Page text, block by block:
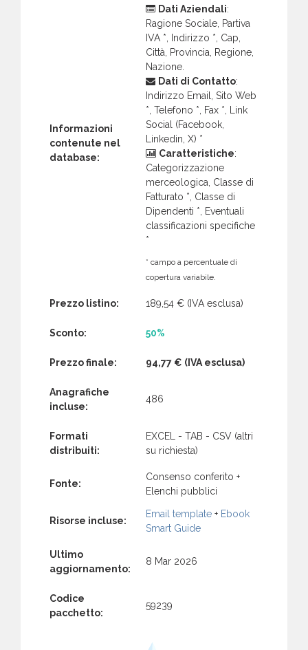
Informazioni
contenute nel
database:
Dati Aziendali:
Ragione Sociale, Partiva
IVA *, Indirizzo *, Cap,
Città, Provincia, Regione,
Nazione.
Dati di Contatto:
Indirizzo Email, Sito Web
*, Telefono *, Fax *, Link
Social (Facebook,
Linkedin, X) *
Caratteristiche:
Categorizzazione
merceologica, Classe di
Fatturato *, Classe di
Dipendenti *, Eventuali
classificazioni specifiche
*
* campo a percentuale di
copertura variabile.
Prezzo listino: 189,54 € (IVA esclusa)
Sconto: 50%
Prezzo finale: 94,77 € (IVA esclusa)
Anagrafiche
incluse:
486
Formati
distribuiti:
EXCEL - TAB - CSV (altri
su richiesta)
Fonte:
Consenso conferito +
Elenchi pubblici
Risorse incluse:
Email template + Ebook
Smart Guide
Ultimo
aggiornamento:
8 Mar 2026
Codice
pacchetto:
59239